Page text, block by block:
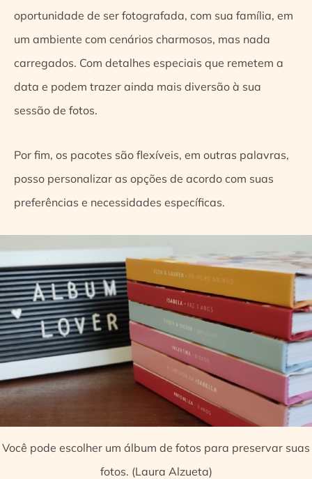
oportunidade de ser fotografada, com sua família, em
um ambiente com cenários charmosos, mas nada
carregados. Com detalhes especiais que remetem a
data e podem trazer ainda mais diversão à sua
sessão de fotos.
Por fim, os pacotes são flexíveis, em outras palavras,
posso personalizar as opções de acordo com suas
preferências e necessidades específicas.
Você pode escolher um álbum de fotos para preservar suas
fotos. (Laura Alzueta)